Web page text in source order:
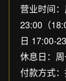
营业时间
23:00（
日 17:00-
休息日：
付款方式